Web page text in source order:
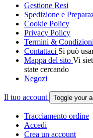
Gestione Resi
Spedizione e
Cookie Policy
Privacy Policy
Termini & Condizioni
Contattaci Si può
Mappa del sito Vi
state cercando
Negozi
Il tuo account Toggle your
Tracciamento ordine
Accedi
Crea un account